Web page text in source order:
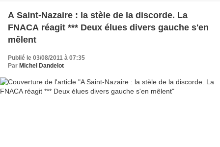
A Saint-Nazaire : la stèle de la discorde. La
FNACA réagit *** Deux élues divers gauche s'en
mêlent
Publié le 03/08/2011 à 07:35
Par Michel Dandelot